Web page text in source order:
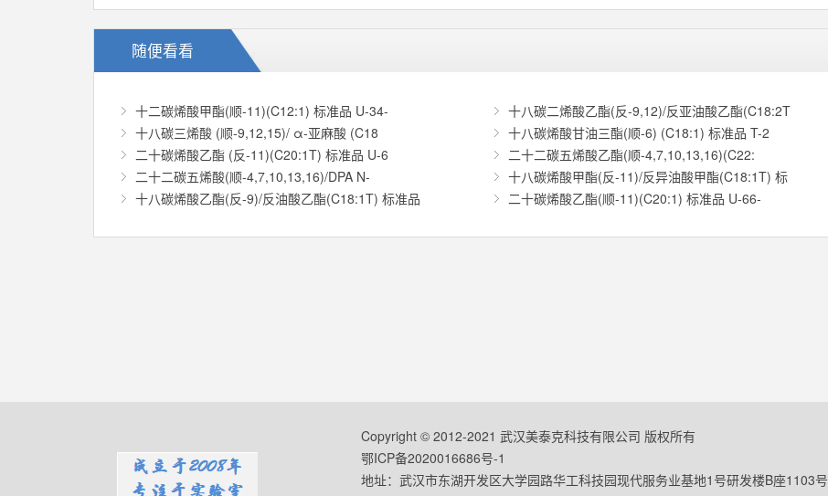
随便看看
十二碳烯酸甲酯(顺-11)(C12:1) 标准品 U-34-
十八碳二烯酸乙酯(反-9,12)/反亚油酸乙酯(C18:2T
十八碳三烯酸 (顺-9,12,15)/ α-亚麻酸 (C18
十八碳烯酸甘油三酯(顺-6) (C18:1) 标准品 T-2
二十碳烯酸乙酯 (反-11)(C20:1T) 标准品 U-6
二十二碳五烯酸乙酯(顺-4,7,10,13,16)(C22:
二十二碳五烯酸(顺-4,7,10,13,16)/DPA N-
十八碳烯酸甲酯(反-11)/反异油酸甲酯(C18:1T) 标
十八碳烯酸乙酯(反-9)/反油酸乙酯(C18:1T) 标准品
二十碳烯酸乙酯(顺-11)(C20:1) 标准品 U-66-
Copyright © 2012-2021 武汉美泰克科技有限公司 版权所有
鄂ICP备2020016686号-1
地址：武汉市东湖开发区大学园路华工科技园现代服务业基地1号研发楼B座1103号